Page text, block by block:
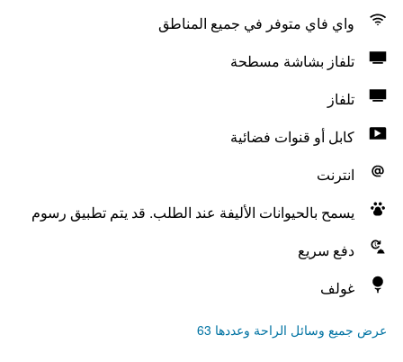
واي فاي متوفر في جميع المناطق
تلفاز بشاشة مسطحة
تلفاز
كابل أو قنوات فضائية
انترنت
يسمح بالحيوانات الأليفة عند الطلب. قد يتم تطبيق رسوم
دفع سريع
غولف
عرض جميع وسائل الراحة وعددها 63